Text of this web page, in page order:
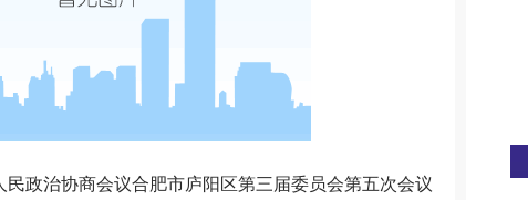
民政治协商会议合肥市庐阳区第三届委员会第五次会议